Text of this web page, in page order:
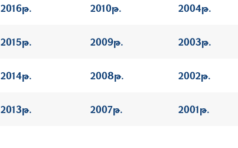
2016թ. 2010թ. 2004թ.
2015թ. 2009թ. 2003թ.
2014թ. 2008թ. 2002թ.
2013թ. 2007թ. 2001թ.